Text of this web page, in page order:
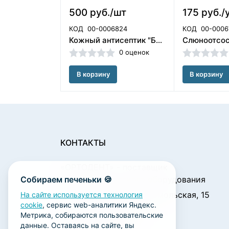
500 руб./шт
КОД 00-0006824
Кожный антисептик "Бартол" 1 л. Бозон/ЧЕСТНЫЙ ЗНАК
0 оценок
В корзину
175 руб./
КОД 00-
В корзину
Собираем печеньки 🍪
На сайте используется технология
cookie, сервис web-аналитики Яндекс.
Метрика, собираются пользовательские
данные. Оставаясь на сайте, вы
КОНТАКТЫ
стоматологического оборудования
450001, г. Уфа ул. Комсомольская, 15
Пн. - Чт.: 09:00 - 18:00
Пт.: 09:00 - 17:00